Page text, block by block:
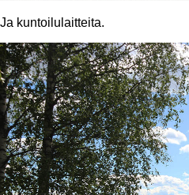
Ja kuntoilulaitteita.